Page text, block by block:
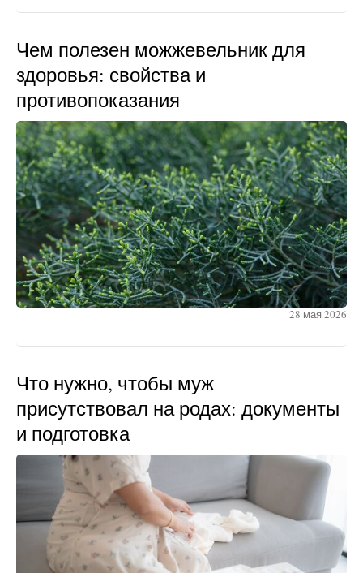
Чем полезен можжевельник для
здоровья: свойства и
противопоказания
28 мая 2026
Что нужно, чтобы муж
присутствовал на родах: документы
и подготовка